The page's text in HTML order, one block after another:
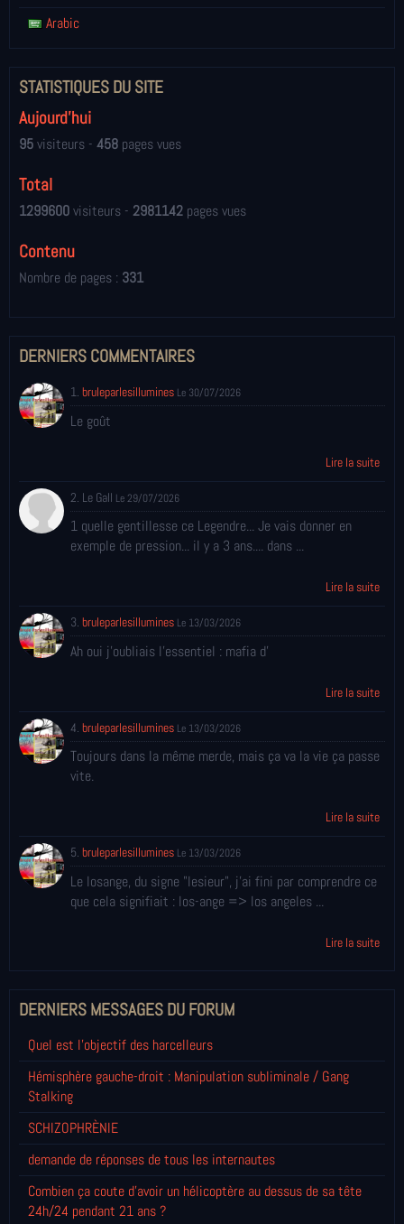
Arabic
STATISTIQUES DU SITE
Aujourd'hui
95visiteurs - 458 pages vues
Total
1299600visiteurs - 2981142 pages vues
Contenu
Nombre de pages : 331
DERNIERS COMMENTAIRES
1. bruleparlesillumines Le 30/07/2026
Le goût
Lire la suite
2. Le Gall Le 29/07/2026
1 quelle gentillesse ce Legendre... Je vais donner en
exemple de pression... il y a 3 ans.... dans ...
Lire la suite
3. bruleparlesillumines Le 13/03/2026
Ah oui j'oubliais l'essentiel : mafia d'
Lire la suite
4. bruleparlesillumines Le 13/03/2026
Toujours dans la même merde, mais ça va la vie ça passe
vite.
Lire la suite
5. bruleparlesillumines Le 13/03/2026
Le losange, du signe "lesieur", j'ai fini par comprendre ce
que cela signifiait : los-ange => los angeles ...
Lire la suite
DERNIERS MESSAGES DU FORUM
Quel est l'objectif des harcelleurs
Hémisphère gauche-droit : Manipulation subliminale / Gang
Stalking
SCHIZOPHRÈNIE
demande de réponses de tous les internautes
Combien ça coute d'avoir un hélicoptère au dessus de sa tête
24h/24 pendant 21 ans ?